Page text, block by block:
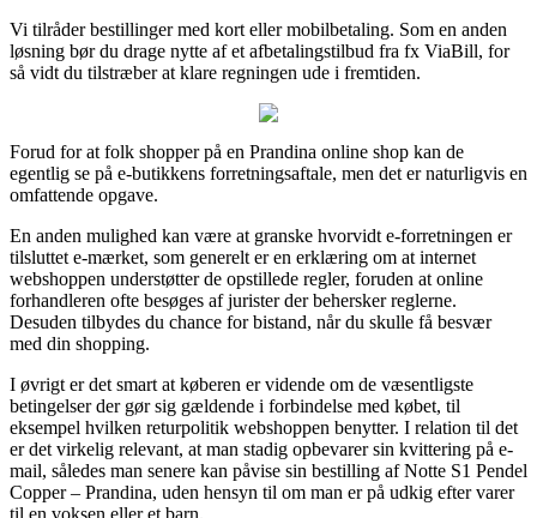
Vi tilråder bestillinger med kort eller mobilbetaling. Som en anden
løsning bør du drage nytte af et afbetalingstilbud fra fx ViaBill, for
så vidt du tilstræber at klare regningen ude i fremtiden.
Forud for at folk shopper på en Prandina online shop kan de
egentlig se på e-butikkens forretningsaftale, men det er naturligvis en
omfattende opgave.
En anden mulighed kan være at granske hvorvidt e-forretningen er
tilsluttet e-mærket, som generelt er en erklæring om at internet
webshoppen understøtter de opstillede regler, foruden at online
forhandleren ofte besøges af jurister der behersker reglerne.
Desuden tilbydes du chance for bistand, når du skulle få besvær
med din shopping.
I øvrigt er det smart at køberen er vidende om de væsentligste
betingelser der gør sig gældende i forbindelse med købet, til
eksempel hvilken returpolitik webshoppen benytter. I relation til det
er det virkelig relevant, at man stadig opbevarer sin kvittering på e-
mail, således man senere kan påvise sin bestilling af Notte S1 Pendel
Copper – Prandina, uden hensyn til om man er på udkig efter varer
til en voksen eller et barn.